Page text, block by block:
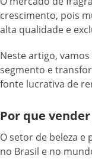
crescimento, pois
alta qualidade e
Neste artigo,
segmento e
fonte lucrativa de
Por que
O setor de beleza e
no Brasil e no